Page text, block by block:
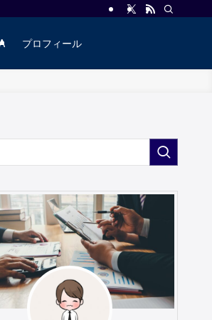
プロフィール